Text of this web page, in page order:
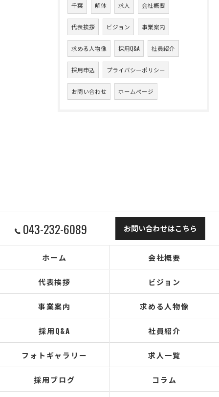
千葉 解体 求人 会社概要
代表挨拶 ビジョン 事業案内
求める人物像 採用Q&A 社員紹介
採用申込 プライバシーポリシー
お問い合わせ ホームページ
043-232-6089 お問い合わせはこちら
ホーム 会社概要
代表挨拶 ビジョン
事業案内 求める人物像
採用Q&A 社員紹介
フォトギャラリー 求人一覧
採用ブログ コラム